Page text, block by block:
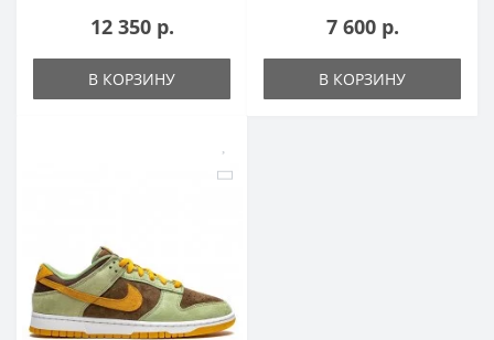
12 350 р.
В КОРЗИНУ
7 600 р.
В КОРЗИНУ